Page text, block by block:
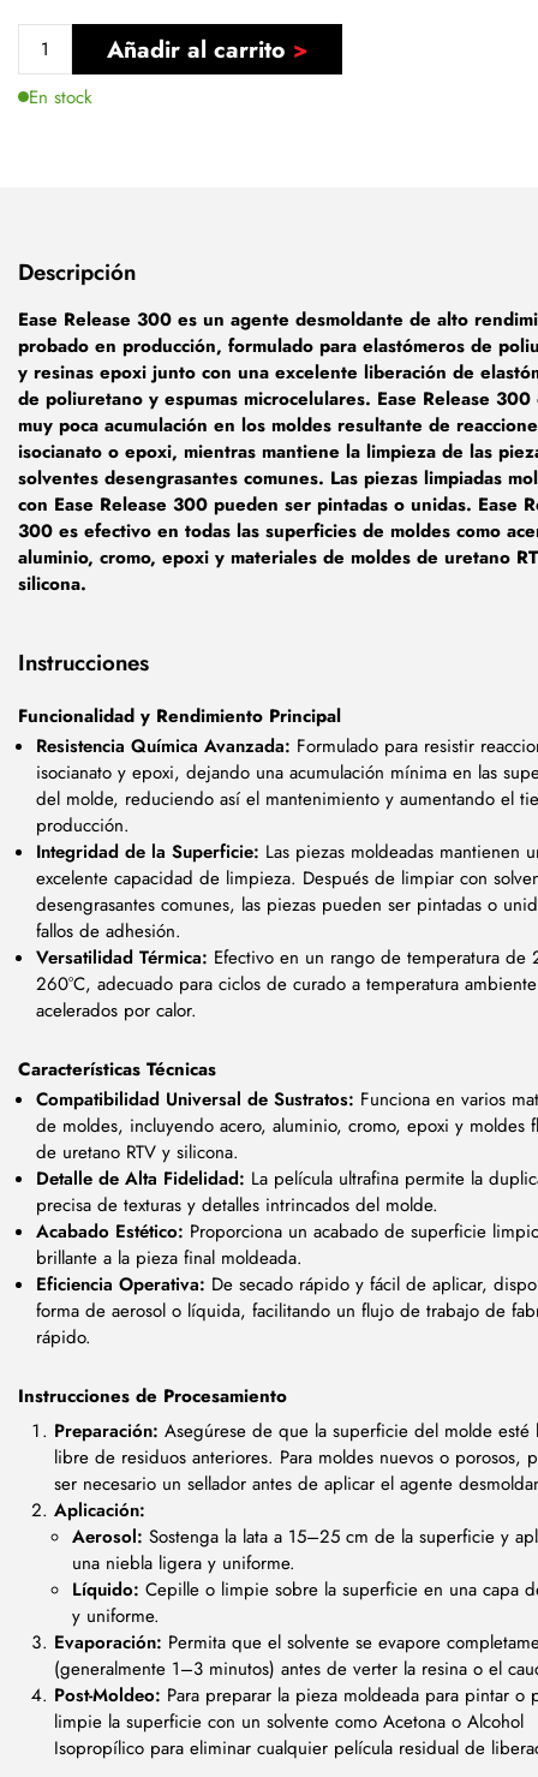
Añadir al carrito
En stock
Descripción
Ease Release 300 es un agente desmoldante de alto
probado en producción, formulado para elastómeros de
y resinas epoxi junto con una excelente liberación de
de poliuretano y espumas microcelulares. Ease Release 300
muy poca acumulación en los moldes resultante de
isocianato o epoxi, mientras mantiene la limpieza de las
solventes desengrasantes comunes. Las piezas limpiadas
con Ease Release 300 pueden ser pintadas o unidas. Ease
300 es efectivo en todas las superficies de moldes como
aluminio, cromo, epoxi y materiales de moldes de uretano
silicona.
Instrucciones
Funcionalidad y Rendimiento Principal
Resistencia Química Avanzada: Formulado para resistir
isocianato y epoxi, dejando una acumulación mínima en las
del molde, reduciendo así el mantenimiento y aumentando el
producción.
Integridad de la Superficie: Las piezas moldeadas mantienen
excelente capacidad de limpieza. Después de limpiar con
desengrasantes comunes, las piezas pueden ser pintadas o
fallos de adhesión.
Versatilidad Térmica: Efectivo en un rango de temperatura de
260°C, adecuado para ciclos de curado a temperatura
acelerados por calor.
Características Técnicas
Compatibilidad Universal de Sustratos: Funciona en varios
de moldes, incluyendo acero, aluminio, cromo, epoxi y moldes
de uretano RTV y silicona.
Detalle de Alta Fidelidad: La película ultrafina permite la
precisa de texturas y detalles intrincados del molde.
Acabado Estético: Proporciona un acabado de superficie
brillante a la pieza final moldeada.
Eficiencia Operativa: De secado rápido y fácil de aplicar,
forma de aerosol o líquida, facilitando un flujo de trabajo de
rápido.
Instrucciones de Procesamiento
Preparación: Asegúrese de que la superficie del molde esté
libre de residuos anteriores. Para moldes nuevos o porosos,
ser necesario un sellador antes de aplicar el agente
Aplicación:
Aerosol: Sostenga la lata a 15–25 cm de la superficie y
una niebla ligera y uniforme.
Líquido: Cepille o limpie sobre la superficie en una capa
y uniforme.
Evaporación: Permita que el solvente se evapore
(generalmente 1–3 minutos) antes de verter la resina o el
Post-Moldeo: Para preparar la pieza moldeada para pintar o
limpie la superficie con un solvente como Acetona o Alcohol
Isopropílico para eliminar cualquier película residual de